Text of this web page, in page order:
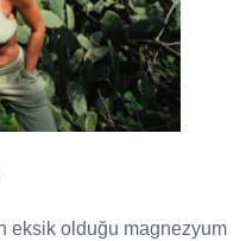
eksik olduğu magnezyum